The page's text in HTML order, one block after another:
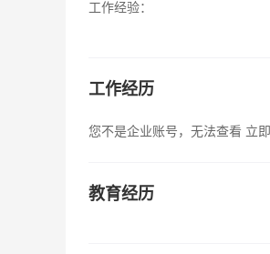
工作经验：
工作经历
您不是企业账号，无法查看 立
教育经历